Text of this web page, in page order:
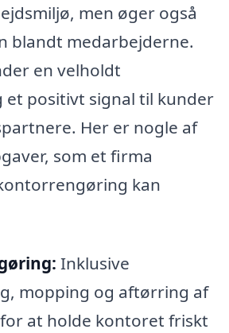
men øger også
blandt medarbejderne.
en velholdt
positivt signal til kunder
Her er nogle af
som et firma
kan
Inklusive
mopping og aftørring af
at holde kontoret friskt